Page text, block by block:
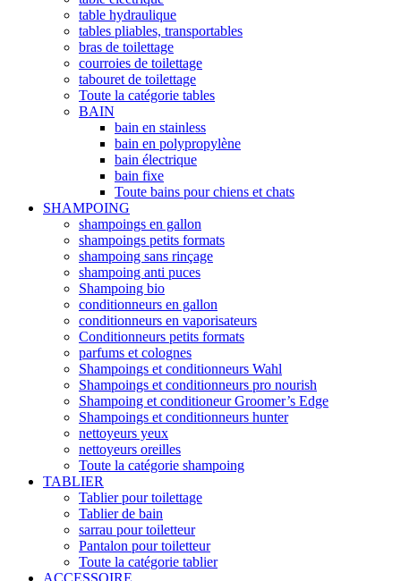
table hydraulique
tables pliables, transportables
bras de toilettage
courroies de toilettage
tabouret de toilettage
Toute la catégorie tables
BAIN
bain en stainless
bain en polypropylène
bain électrique
bain fixe
Toute bains pour chiens et chats
SHAMPOING
shampoings en gallon
shampoings petits formats
shampoing sans rinçage
shampoing anti puces
Shampoing bio
conditionneurs en gallon
conditionneurs en vaporisateurs
Conditionneurs petits formats
parfums et colognes
Shampoings et conditionneurs Wahl
Shampoings et conditionneurs pro nourish
Shampoing et conditioneur Groomer’s Edge
Shampoings et conditionneurs hunter
nettoyeurs yeux
nettoyeurs oreilles
Toute la catégorie shampoing
TABLIER
Tablier pour toilettage
Tablier de bain
sarrau pour toiletteur
Pantalon pour toiletteur
Toute la catégorie tablier
ACCESSOIRE